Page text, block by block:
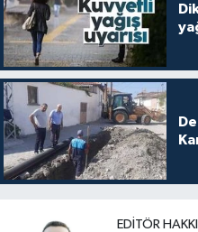
EDITÖR